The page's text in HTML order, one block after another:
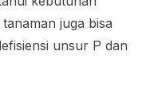
juga bisa
unsur P dan